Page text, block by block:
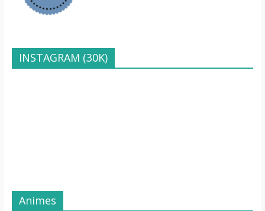
INSTAGRAM (30K)
Animes